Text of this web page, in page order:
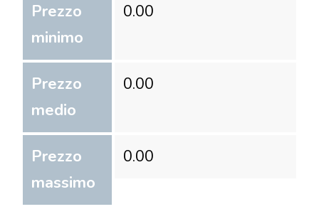
Prezzo
minimo
0.00
Prezzo
medio
0.00
Prezzo
massimo
0.00